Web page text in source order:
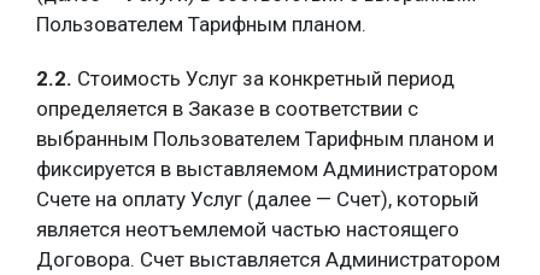
Пользователем Тарифным планом.
2.2. Стоимость Услуг за конкретный период
определяется в Заказе в соответствии с
выбранным Пользователем Тарифным планом и
фиксируется в выставляемом Администратором
Счете на оплату Услуг (далее — Счет), который
является неотъемлемой частью настоящего
Договора. Счет выставляется Администратором